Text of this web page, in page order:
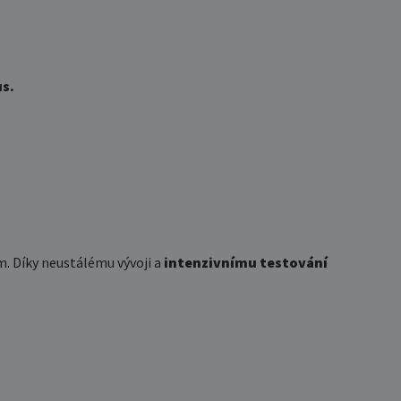
Díky neustálému vývoji a intenzivnímu testování